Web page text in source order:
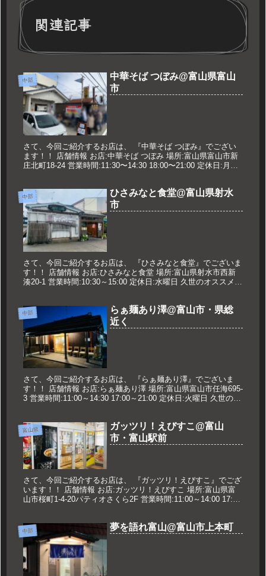
関連記事
中部
中華そば つぼみ@富山県富山
市
さて、今回ご紹介するお店は、 『中華そば つぼみ』でござい
ます！！ 店舗情報 お店:中華そば つぼみ 場所:富山県富山市新
庄北町18-24 営業時間:11:30〜14:30 18:00〜21:00 定休日:月曜
中部
ひさみなと食堂@富山県射水
市
さて、今回ご紹介するお店は、 『ひさみなと食堂』でございま
す！！ 店舗情報 お店:ひさみなと食堂 場所:富山県射水市西新
湊20-1 営業時間:10:30～15:00 定休日:水曜日 久世のオススメ
中部
らぁ麺あり澤@富山市・県総
近く
さて、今回ご紹介するお店は、 『らぁ麺あり澤』でございま
す！！ 店舗情報 お店:らぁ麺あり澤 場所:富山県富山市任海695-
3 営業時間:11:00～14:30 17:00～21:00 定休日:火曜日 久世のオ
富山県
ガッツリ！えびすこ@富山
市・富山駅前
さて、今回ご紹介するお店は、 『ガッツリ！えびすこ』でござ
います！！ 店舗情報 お店:ガッツリ！えびすこ 場所:富山県富
山市桜町1-4-20パティオさくら2F 営業時間:11:00～14:00 17:00
中部 夢を語れ富山@富山市上本町